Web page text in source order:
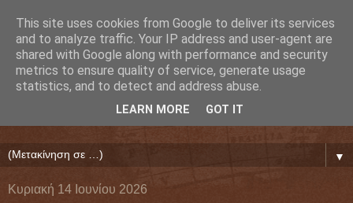
Ευάγγελος Κρητικός
ΠΡΟΕΔΡΟΣ ΕΘΝΙΚΗΣ ΟΜΟΣΠΟΝΔΙΑΣ ΔΑΝΕΙΟΛΗΠΤΩΝ
▼
Κυριακή 14 Ιουνίου 2026
This site uses cookies from Google to deliver its services
and to analyze traffic. Your IP address and user-agent are
shared with Google along with performance and security
metrics to ensure quality of service, generate usage
statistics, and to detect and address abuse.
LEARN MORE GOT IT